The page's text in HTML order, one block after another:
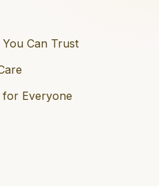
Can Trust
for Everyone